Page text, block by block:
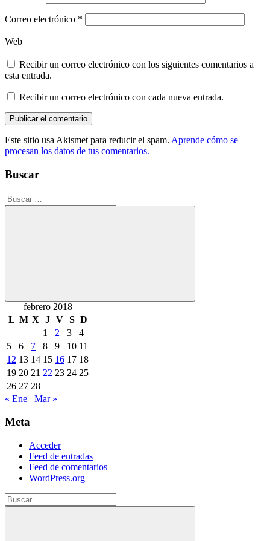
Correo electrónico *
Web
Recibir un correo electrónico con los siguientes comentarios a
esta entrada.
Recibir un correo electrónico con cada nueva entrada.
Este sitio usa Akismet para reducir el spam. Aprende cómo se
procesan los datos de tus comentarios.
Buscar
Buscar:
Buscar
febrero 2018
L M X J V S D
1
2 3
4
5
6 7 8 9 10 11
12 13 14 15 16 17 18
19 20 21 22 23 24 25
26 27 28
« Ene
Mar »
Meta
Acceder
Feed de entradas
Feed de comentarios
WordPress.org
Buscar: